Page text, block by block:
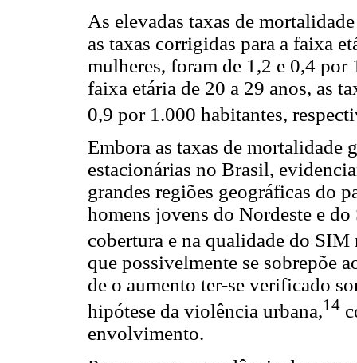
As elevadas taxas de
as taxas corrigidas para a faixa
mulheres, foram de 1,2 e 0,4 por
faixa etária de 20 a 29 anos, as
0,9 por 1.000 habitantes,
Embora as taxas de mortalidade
estacionárias no Brasil,
grandes regiões geográficas do
homens jovens do Nordeste e
cobertura e na qualidade do SIM
que possivelmente se sobrepõe
de o aumento ter-se verificado
hipótese da violência urbana,14
envolvimento.